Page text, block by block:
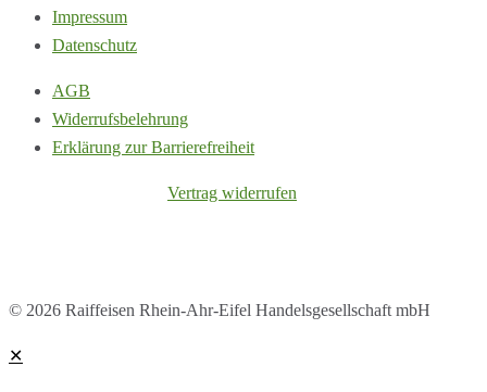
Impressum
Datenschutz
AGB
Widerrufsbelehrung
Erklärung zur Barrierefreiheit
Vertrag widerrufen
© 2026 Raiffeisen Rhein-Ahr-Eifel Handelsgesellschaft mbH
✕